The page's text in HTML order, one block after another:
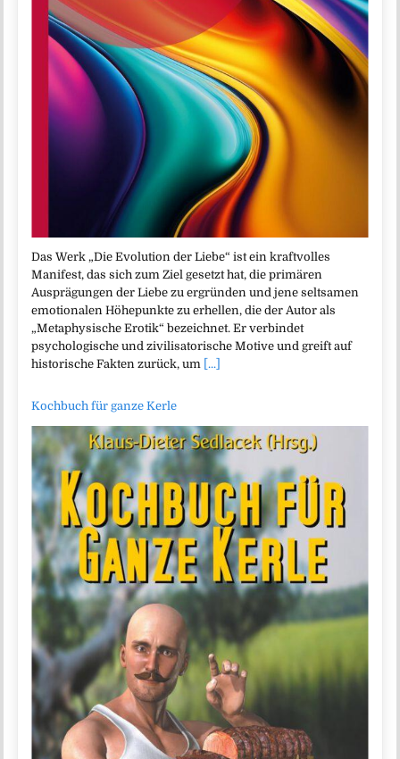
Das Werk „Die Evolution der Liebe“ ist ein kraftvolles
Manifest, das sich zum Ziel gesetzt hat, die primären
Ausprägungen der Liebe zu ergründen und jene seltsamen
emotionalen Höhepunkte zu erhellen, die der Autor als
„Metaphysische Erotik“ bezeichnet. Er verbindet
psychologische und zivilisatorische Motive und greift auf
historische Fakten zurück, um [...]
Kochbuch für ganze Kerle